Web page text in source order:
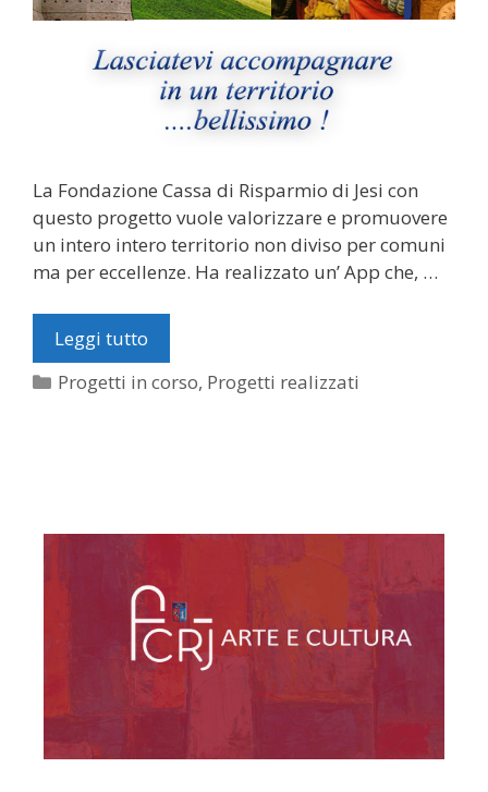
La Fondazione Cassa di Risparmio di Jesi con
questo progetto vuole valorizzare e promuovere
un intero intero territorio non diviso per comuni
ma per eccellenze. Ha realizzato un’ App che, …
Leggi tutto
Categorie
Progetti in corso, Progetti realizzati